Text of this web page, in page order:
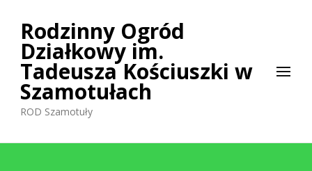
Rodzinny Ogród
Działkowy im.
Tadeusza Kościuszki w
Szamotułach
ROD Szamotuły